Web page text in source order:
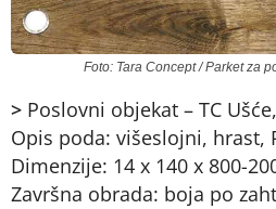
Foto: Tara Concept / Parket za
> Poslovni objekat – TC
Opis poda: višeslojni, hrast,
Dimenzije: 14 x 140 x 800-
Završna obrada: boja po